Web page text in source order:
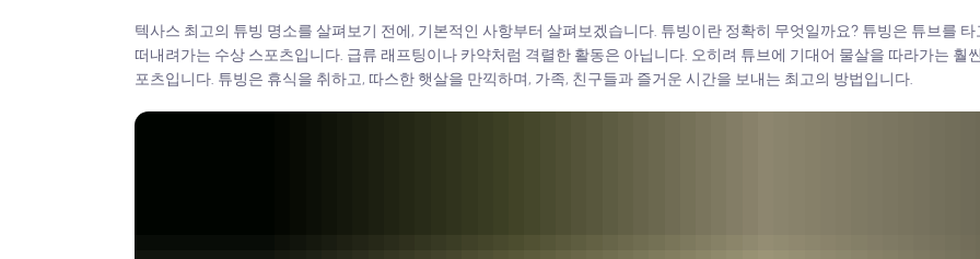
텍사스 최고의 튜빙 명소를 살펴보기 전에, 기본적인 사항부터 살펴보겠습니다. 튜빙이란 정확히 무엇일까요? 튜빙은 튜브를
떠내려가는 수상 스포츠입니다. 급류 래프팅이나 카약처럼 격렬한 활동은 아닙니다. 오히려 튜브에 기대어 물살을 따라가는 훨
포츠입니다. 튜빙은 휴식을 취하고, 따스한 햇살을 만끽하며, 가족, 친구들과 즐거운 시간을 보내는 최고의 방법입니다.